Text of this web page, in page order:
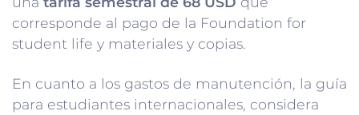
corresponde al pago de la Foundation for
student life y materiales y copias.
En cuanto a los gastos de manutención, la guía
para estudiantes internacionales, considera